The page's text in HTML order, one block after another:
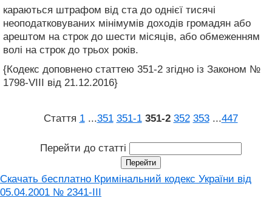
караються штрафом від ста до однієї тисячі
неоподатковуваних мінімумів доходів громадян або
арештом на строк до шести місяців, або обмеженням
волі на строк до трьох років.
{Кодекс доповнено статтею 351-2 згідно із Законом №
1798-VIII від 21.12.2016}
Стаття 1 ...351 351‑1 351‑2 352 353 ...447
Перейти до статті
Скачать бесплатно Кримінальний кодекс України від
05.04.2001 № 2341-III